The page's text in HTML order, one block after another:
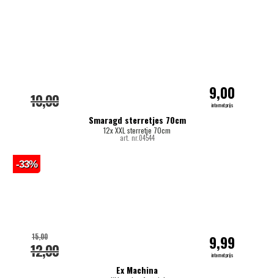
Smaragd sterretjes 70cm
12x XXL sterretje 70cm
art. nr.04544
10,00 9,00
internetprijs
Ex Machina
12,00
15,00 9,99
internetprijs
-33%